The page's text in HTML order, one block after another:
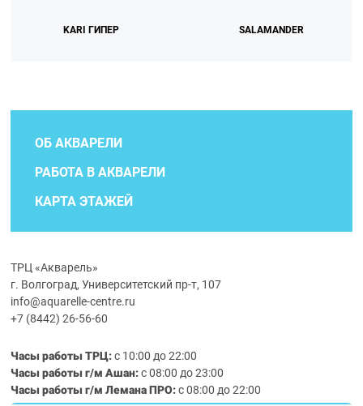
KARI ГИПЕР SALAMANDER
ОБ АКВАРЕЛИ
РАБОТА В АКВАРЕЛИ
КАРТА ЭТАЖЕЙ
ТРЦ «Акварель»
г. Волгоград, Университетский пр-т, 107
info@aquarelle-centre.ru
+7 (8442) 26-56-60
Часы работы ТРЦ:с 10:00 до 22:00
Часы работы г/м Ашан:с 08:00 до 23:00
Часы работыг/мЛемана ПРО:с 08:00 до 22:00